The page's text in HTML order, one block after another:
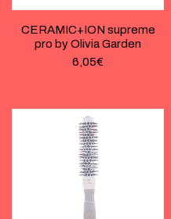
CERAMIC+ION supreme
pro by Olivia Garden
6,05€